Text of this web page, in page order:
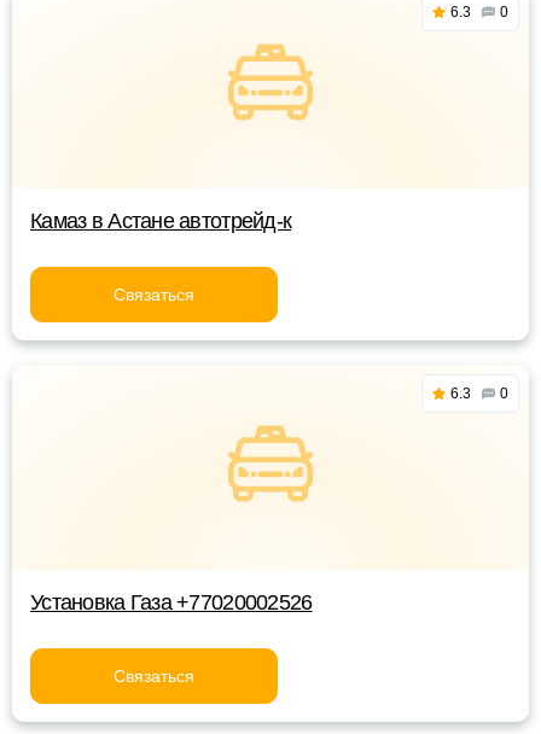
6.3 0
Камаз в Астане автотрейд-к
Связаться
6.3 0
Установка Газа +77020002526
Связаться